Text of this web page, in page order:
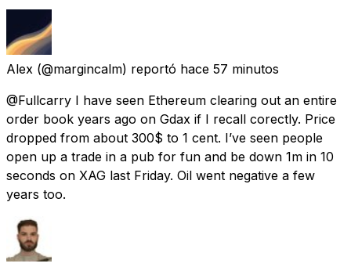
Alex (@margincalm) reportó hace 57 minutos
@Fullcarry I have seen Ethereum clearing out an entire
order book years ago on Gdax if I recall corectly. Price
dropped from about 300$ to 1 cent. I’ve seen people
open up a trade in a pub for fun and be down 1m in 10
seconds on XAG last Friday. Oil went negative a few
years too.